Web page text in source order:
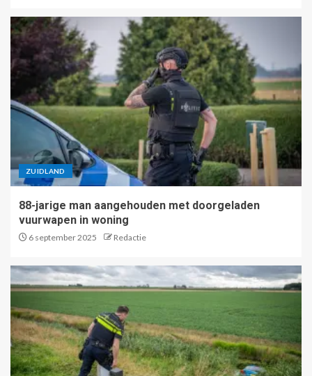
ZUIDLAND
88-jarige man aangehouden met doorgeladen
vuurwapen in woning
6 september 2025 Redactie